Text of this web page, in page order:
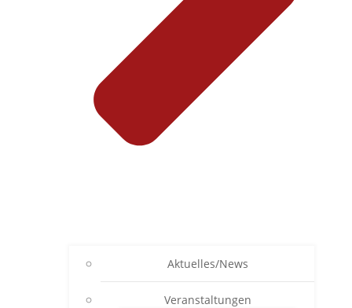
Aktuelles/News
Veranstaltungen